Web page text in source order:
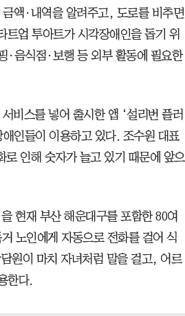
액·내역을 알려주고, 도로를 비추면
트업 투아트가 시각장애인을 돕기 위
·음식점·보행 등 외부 활동에 필요한
비스를 넣어 출시한 앱 ‘설리번 플러
인들이 이용하고 있다. 조수원 대표
인해 숫자가 늘고 있기 때문에 앞으
현재 부산 해운대구를 포함한 80여
노인에게 자동으로 전화를 걸어 식
원이 마치 자녀처럼 말을 걸고, 어르
한다.